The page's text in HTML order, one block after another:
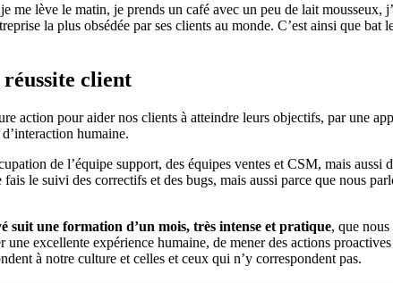
lève le matin, je prends un café avec un peu de lait mousseux,
la plus obsédée par ses clients au monde. C’est ainsi que
réussite client
action pour aider nos clients à atteindre leurs objectifs, par une
humaine.
de l’équipe support, des équipes ventes et CSM, mais
le suivi des correctifs et des bugs, mais aussi parce que nous
suit une formation d’un mois, très intense et pratique, que
excellente expérience humaine, de mener des actions
à notre culture et celles et ceux qui n’y correspondent pas.